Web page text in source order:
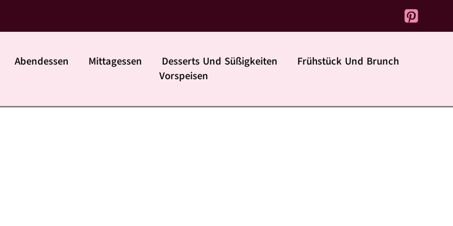
Abendessen Mittagessen Desserts Und Süßigkeiten
Frühstück Und Brunch
Vorspeisen